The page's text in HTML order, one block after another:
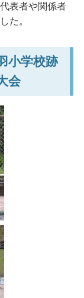
表者や関係者
た。
小学校跡
会